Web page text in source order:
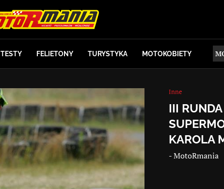
TESTY FELIETONY TURYSTYKA MOTOKOBIETY
Inne
III
KAROLA
-MotoRmania